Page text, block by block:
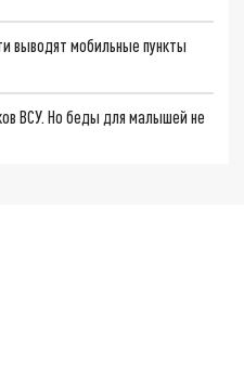
выводят мобильные пункты
ВСУ. Но беды для малышей не